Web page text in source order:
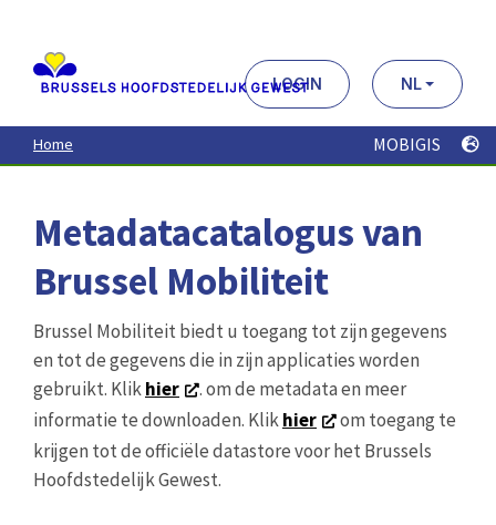
contenu
principal
LOGIN NL
Home MOBIGIS
Metadatacatalogus van
Brussel Mobiliteit
Brussel Mobiliteit biedt u toegang tot zijn gegevens
en tot de gegevens die in zijn applicaties worden
gebruikt. Klikhier
. om de metadata en meer
informatie te downloaden. Klikhier
om toegang te
krijgen tot de officiële datastore voor het Brussels
Hoofdstedelijk Gewest.